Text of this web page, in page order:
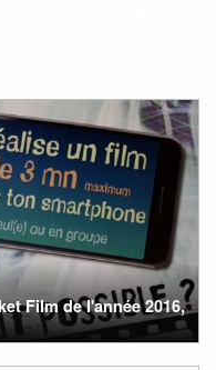
Film de l'année 2016,